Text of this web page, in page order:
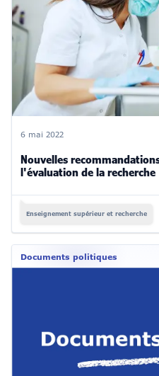
6 mai 2022
Nouvelles
l'évaluation de la recherche
Enseignement supérieur et recherche
Documents politiques